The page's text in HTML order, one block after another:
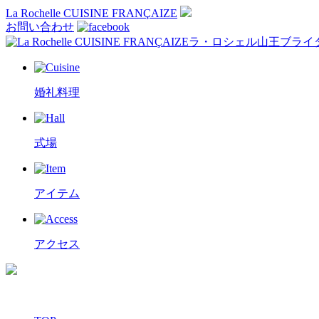
La Rochelle CUISINE FRANÇAIZE
お問い合わせ
ラ・ロシェル山王ブライ
婚礼料理
式場
アイテム
アクセス